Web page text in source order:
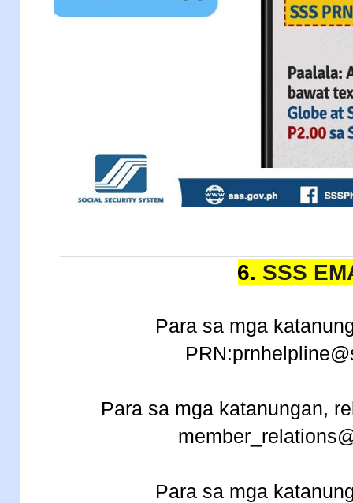
6. SSS
Para sa mga
Para sa mga katanungan,
Para sa mga